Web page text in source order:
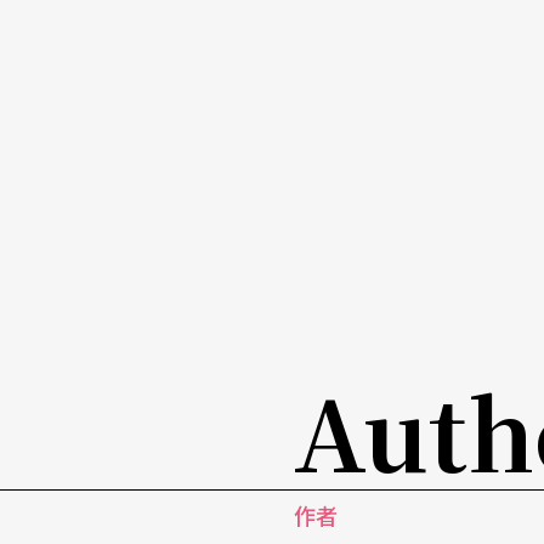
作者